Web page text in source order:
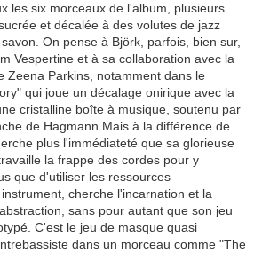
les six morceaux de l'album, plusieurs
et décalée à des volutes de jazz
On pense à Björk, parfois, bien sur,
Vespertine et à sa collaboration avec la
Zeena Parkins, notamment dans le
qui joue un décalage onirique avec la
cristalline boîte à musique, soutenu par
de Hagmann.Mais à la différence de
plus l'immédiateté que sa glorieuse
la frappe des cordes pour y
que d'utiliser les ressources
cherche l'incarnation et la
sans pour autant que son jeu
C'est le jeu de masque quasi
dans un morceau comme "The